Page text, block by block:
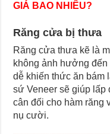
GIÁ BAO NHIÊU?
Răng cửa bị thưa
Răng cửa thưa kẽ là
không ảnh hưởng
dễ khiến thức ăn bám
sứ Veneer sẽ giúp lấp
cân đối cho hàm răng
nụ cười.